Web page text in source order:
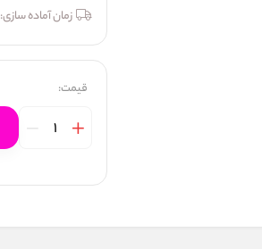
زمان آماده سازی:
قیمت: